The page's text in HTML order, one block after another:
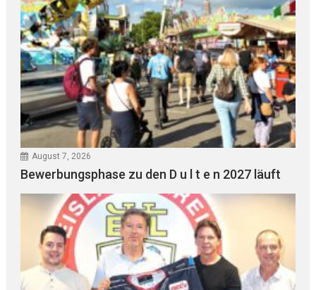
August 7, 2026
Bewerbungsphase zu den D u l t e n 2027 läuft